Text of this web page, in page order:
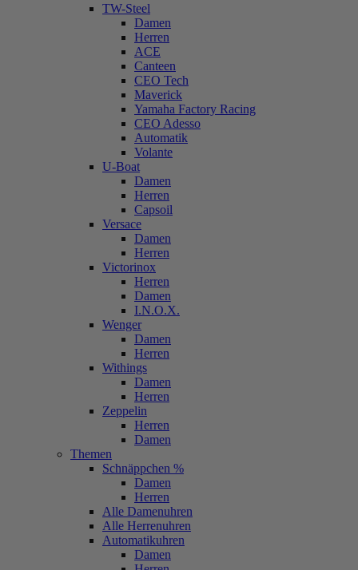
TW-Steel
Damen
Herren
ACE
Canteen
CEO Tech
Maverick
Yamaha Factory Racing
CEO Adesso
Automatik
Volante
U-Boat
Damen
Herren
Capsoil
Versace
Damen
Herren
Victorinox
Herren
Damen
I.N.O.X.
Wenger
Damen
Herren
Withings
Damen
Herren
Zeppelin
Herren
Damen
Themen
Schnäppchen %
Damen
Herren
Alle Damenuhren
Alle Herrenuhren
Automatikuhren
Damen